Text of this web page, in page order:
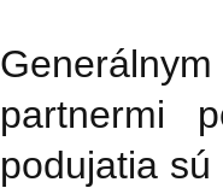
partnermi
podujatia